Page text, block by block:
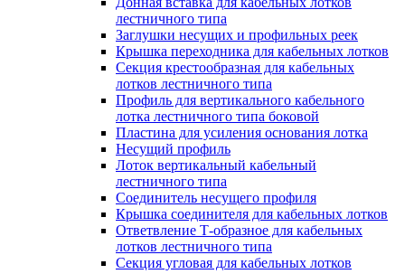
лестничного типа
Заглушки несущих и профильных реек
Крышка переходника для кабельных лотков
Секция крестообразная для кабельных
лотков лестничного типа
Профиль для вертикального кабельного
лотка лестничного типа боковой
Пластина для усиления основания лотка
Несущий профиль
Лоток вертикальный кабельный
лестничного типа
Соединитель несущего профиля
Крышка соединителя для кабельных лотков
Ответвление Т-образное для кабельных
лотков лестничного типа
Секция угловая для кабельных лотков